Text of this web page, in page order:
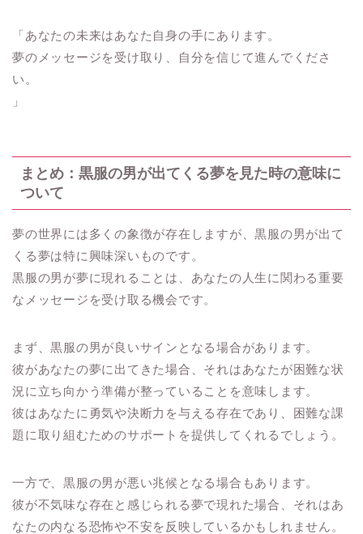
「あなたの未来はあなた自身の手にあります。
夢のメッセージを受け取り、自分を信じて進んでくださ
い。
」
まとめ：黒服の男が出てくる夢を見た時の意味に
ついて
夢の世界には多くの象徴が存在しますが、黒服の男が出て
くる夢は特に興味深いものです。
黒服の男が夢に現れることは、あなたの人生に関わる重要
なメッセージを受け取る機会です。
まず、黒服の男が良いサインとなる場合があります。
彼があなたの夢に出てきた場合、それはあなたが困難な状
況に立ち向かう準備が整っていることを意味します。
彼はあなたに勇気や決断力を与える存在であり、困難な課
題に取り組むためのサポートを提供してくれるでしょう。
一方で、黒服の男が悪い兆候となる場合もあります。
彼が不気味な存在と感じられる夢で現れた場合、それはあ
なたの内なる恐怖や不安を反映しているかもしれません。